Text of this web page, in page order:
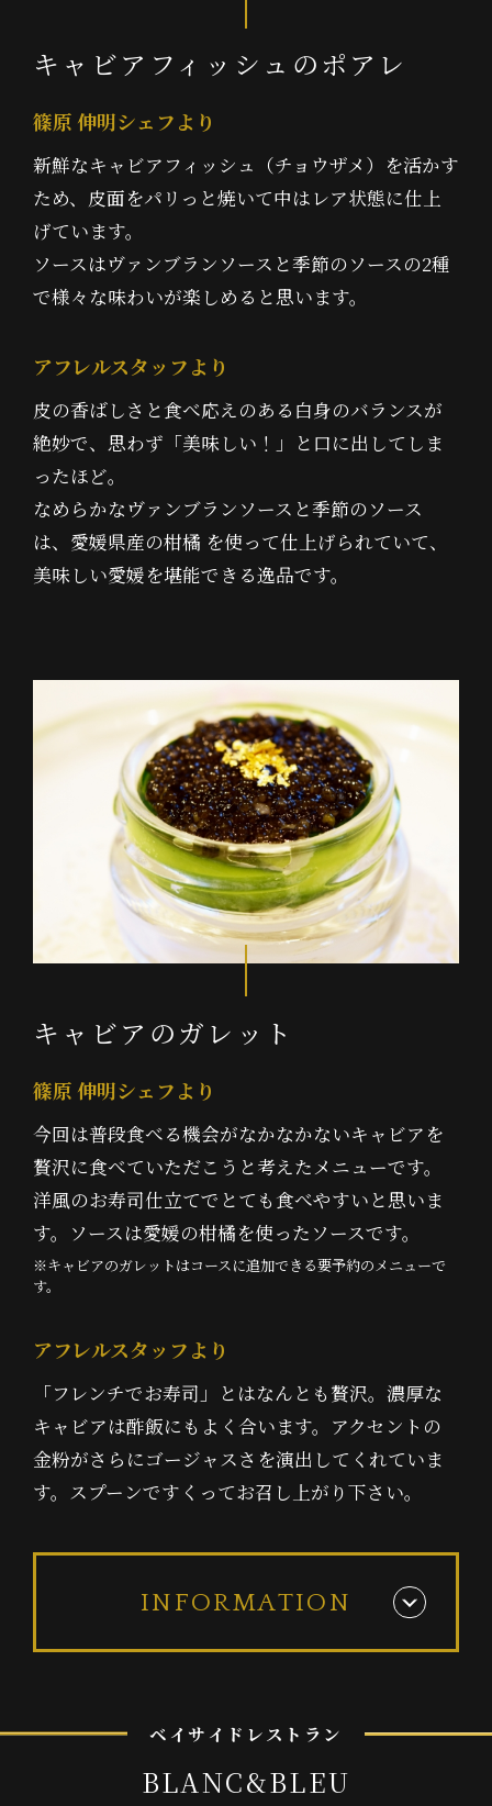
キャビアフィッシュの ポアレ
篠原 伸明シェフより
新鮮なキャビアフィッシュ（チョウザメ）を活かす
ため、皮面をパリっと焼いて中はレア状態に仕上
げています。
ソースはヴァンブランソースと季節のソースの2種
で様々な味わいが楽しめると思います。
アフレルスタッフより
皮の香ばしさと食べ応えのある白身のバランスが
絶妙で、思わず「美味しい！」と口に出してしま
ったほど。
なめらかなヴァンブランソースと季節のソース
は、愛媛県産の柑橘 を使って仕上げられていて、
美味しい愛媛を堪能できる逸品です。
キャビアのガレット
篠原 伸明シェフより
今回は普段食べる機会がなかなかないキャビアを
贅沢に食べていただこうと考えたメニューです。
洋風のお寿司仕立てでとても食べやすいと思いま
す。ソースは愛媛の柑橘を使ったソースです。
※キャビアのガレットはコースに追加できる要予約のメニューで
す。
アフレルスタッフより
「フレンチでお寿司」とはなんとも贅沢。濃厚な
キャビアは酢飯にもよく合います。アクセントの
金粉がさらにゴージャスさを演出してくれていま
す。スプーンですくってお召し上がり下さい。
INFORMATION
ベ イ サ イ ド レ ス ト ラ ン
BLANC&BLEU